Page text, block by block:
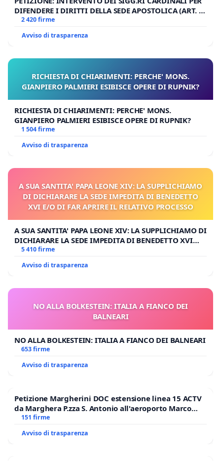
DIFENDERE I DIRITTI DELLA SEDE APOSTOLICA (ART. 3
UDG)
2 420 firme
Avviso di trasparenza
RICHIESTA DI CHIARIMENTI: PERCHE' MONS.
GIANPIERO PALMIERI ESIBISCE OPERE DI RUPNIK?
RICHIESTA DI CHIARIMENTI: PERCHE' MONS.
GIANPIERO PALMIERI ESIBISCE OPERE DI RUPNIK?
1 504 firme
Avviso di trasparenza
A SUA SANTITA' PAPA LEONE XIV: LA SUPPLICHIAMO
DI DICHIARARE LA SEDE IMPEDITA DI BENEDETTO
XVI E/O DI FAR APRIRE IL RELATIVO PROCESSO
A SUA SANTITA' PAPA LEONE XIV: LA SUPPLICHIAMO DI
DICHIARARE LA SEDE IMPEDITA DI BENEDETTO XVI
E/O DI FAR APRIRE IL RELATIVO PROCESSO
5 410 firme
Avviso di trasparenza
NO ALLA BOLKESTEIN: ITALIA A FIANCO DEI
BALNEARI
NO ALLA BOLKESTEIN: ITALIA A FIANCO DEI BALNEARI
653 firme
Avviso di trasparenza
Petizione Margherini DOC estensione linea 15 ACTV
da Marghera P.zza S. Antonio all'aeroporto Marco
Polo tariffa a € 1,50
151 firme
Avviso di trasparenza